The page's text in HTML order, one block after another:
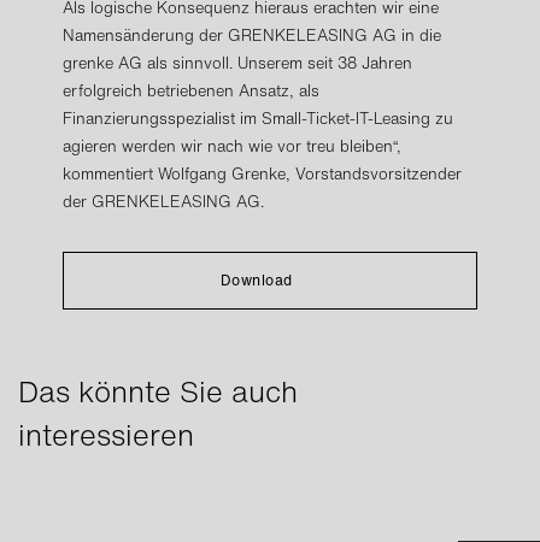
Als logische Konsequenz hieraus erachten wir eine
Namensänderung der GRENKELEASING AG in die
grenke AG als sinnvoll. Unserem seit 38 Jahren
erfolgreich betriebenen Ansatz, als
Finanzierungsspezialist im Small-Ticket-IT-Leasing zu
agieren werden wir nach wie vor treu bleiben“,
kommentiert Wolfgang Grenke, Vorstandsvorsitzender
der GRENKELEASING AG.
Download
Das könnte Sie auch
interessieren